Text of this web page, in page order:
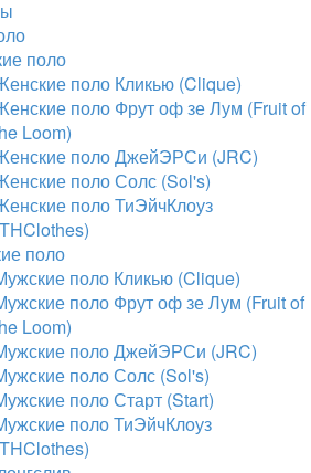
поло
поло Кликью (Clique)
поло Фрут оф зе Лум (Fruit of
Loom)
поло ДжейЭРСи (JRC)
поло Солс (Sol's)
поло ТиЭйчКлоуз
поло
поло Кликью (Clique)
поло Фрут оф зе Лум (Fruit of
Loom)
поло ДжейЭРСи (JRC)
поло Солс (Sol's)
поло Старт (Start)
поло ТиЭйчКлоуз